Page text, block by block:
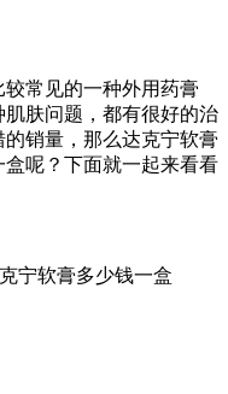
常见的一种外用药膏
肤问题，都有很好的治
销量，那么达克宁软膏
呢？下面就一起来看看